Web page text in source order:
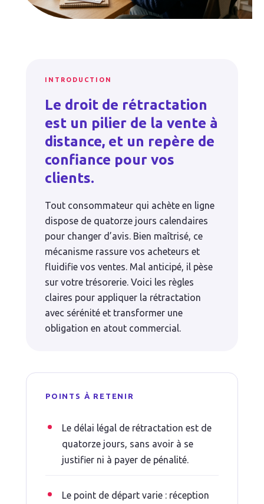
INTRODUCTION
Le droit de rétractation
est un pilier de la vente à
distance, et un repère de
confiance pour vos
clients.
Tout consommateur qui achète en ligne
dispose de quatorze jours calendaires
pour changer d’avis. Bien maîtrisé, ce
mécanisme rassure vos acheteurs et
fluidifie vos ventes. Mal anticipé, il pèse
sur votre trésorerie. Voici les règles
claires pour appliquer la rétractation
avec sérénité et transformer une
obligation en atout commercial.
POINTS À RETENIR
Le délai légal de rétractation est de
quatorze jours, sans avoir à se
justifier ni à payer de pénalité.
Le point de départ varie : réception